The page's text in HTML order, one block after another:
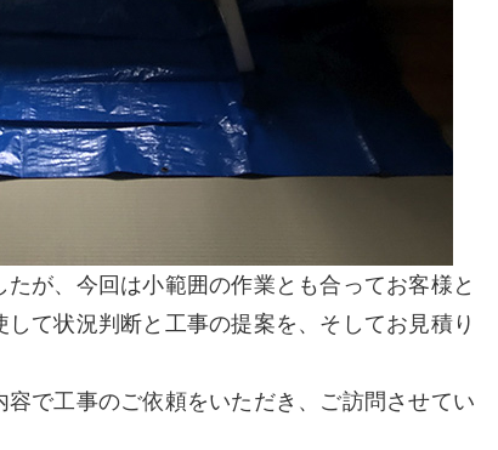
が、今回は小範囲の作業とも合ってお客様と
て状況判断と工事の提案を、そしてお見積り
で工事のご依頼をいただき、ご訪問させてい